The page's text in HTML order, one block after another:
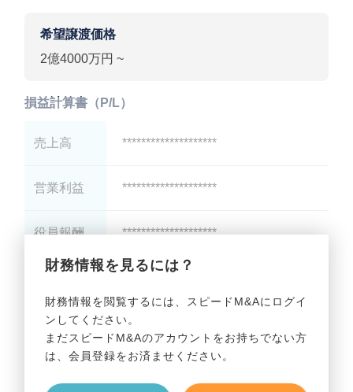
希望譲渡価格
2億4000万円 ~
財務情報を見るには？
財務情報を閲覧するには、スピードM&Aにログイ
ンしてください。
まだスピードM&Aのアカウントをお持ちでない方
は、会員登録をお済ませください。
損益計算書（P/L）
売上高 ********************
営業利益 ********************
役員報酬 ********************
貸借対照表（B/S）
総資産 ********************